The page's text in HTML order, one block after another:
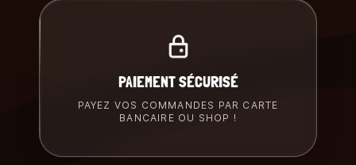
PAIEMENT SÉCURISÉ
PAYEZ VOS COMMANDES PAR CARTE
BANCAIRE OU SHOP !